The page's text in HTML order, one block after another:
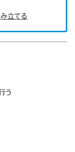
立てる
う